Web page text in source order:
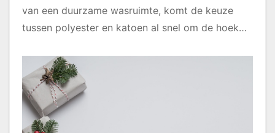
van een duurzame wasruimte, komt de keuze
tussen polyester en katoen al snel om de hoek…